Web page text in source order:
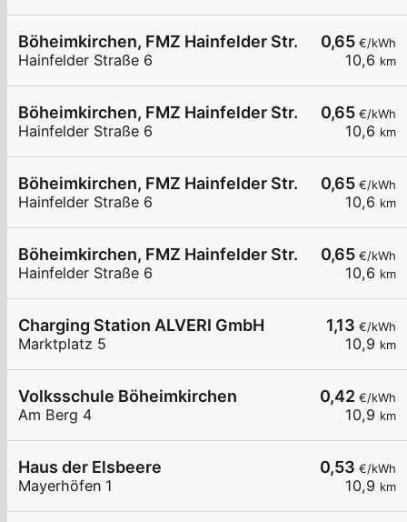
0,65 €/kWh
10,6 km
Böheimkirchen, FMZ Hainfelder Str.
Hainfelder Straße 6
0,65 €/kWh
10,6 km
Böheimkirchen, FMZ Hainfelder Str.
Hainfelder Straße 6
0,65 €/kWh
10,6 km
Böheimkirchen, FMZ Hainfelder Str.
Hainfelder Straße 6
0,65 €/kWh
10,6 km
Böheimkirchen, FMZ Hainfelder Str.
Hainfelder Straße 6
1,13 €/kWh
10,9 km
Charging Station ALVERI GmbH
Marktplatz 5
0,42 €/kWh
10,9 km
Volksschule Böheimkirchen
Am Berg 4
0,53 €/kWh
10,9 km
Haus der Elsbeere
Mayerhöfen 1